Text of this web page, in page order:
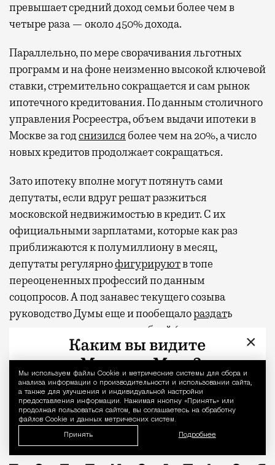
Уведомление
Мы используем файлы Сookie и метрические системы для сбора и
анализа информации о производительности и использовании сайта,
а также для улучшения и индивидуальной настройки
предоставления информации. Нажимая кнопку «Принять» или
продолжая пользоваться сайтом, вы соглашаетесь на обработку
файлов Cookie и данных метрических систем.
Принять Подробнее
превышает средний доход семьи более чем в
четыре раза — около 450% дохода.
Параллельно, по мере сворачивания льготных
программ и на фоне неизменно высокой ключевой
ставки, стремительно сокращается и сам рынок
ипотечного кредитования. По данным столичного
управления Росреестра, объем выдачи ипотеки в
Москве за годснизилсяболее чем на 20%, а число
новых кредитов продолжает сокращаться.
Зато ипотеку вполне могут потянуть сами
депутаты, если вдруг решат разжиться
московской недвижимостью в кредит. С их
официальными зарплатами, которые как раз
приближаются к полумиллиону в месяц,
депутаты регулярнофигурируютв топе
переоцененных профессий по данным
соцопросов. А под занавес текущего созыва
руководство Думы еще и пообещалораздать
парламентариям 2 млрд рублей (сэкономленные в
бюджете нижней палаты) в виде премий.
Фото и видео: @amiran696969
Видео с репликой из интервью народного
Владислав Даванков
×